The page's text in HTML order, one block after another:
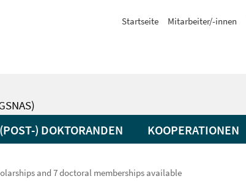
Startseite Mitarbeiter/-innen
(POST-) DOKTORANDEN KOOPERATIONEN
and 7 doctoral memberships available